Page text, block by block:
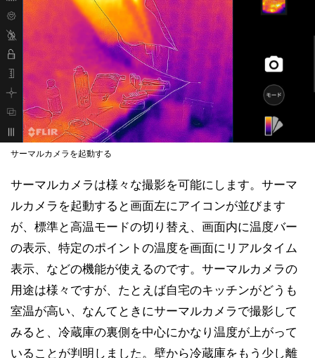
サーマルカメラを起動する
サーマルカメラは様々な撮影を可能にします。サーマ
ルカメラを起動すると画面左にアイコンが並びます
が、標準と高温モードの切り替え、画面内に温度バー
の表示、特定のポイントの温度を画面にリアルタイム
表示、などの機能が使えるのです。サーマルカメラの
用途は様々ですが、たとえば自宅のキッチンがどうも
室温が高い、なんてときにサーマルカメラで撮影して
みると、冷蔵庫の裏側を中心にかなり温度が上がって
いることが判明しました。壁から冷蔵庫をもう少し離